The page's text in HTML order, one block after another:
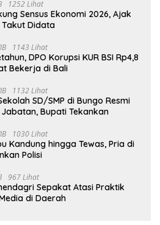
1252 Lihat
Sensus Ekonomi 2026, Ajak
Didata
1143 Lihat
DPO Korupsi KUR BSI Rp4,8
Bekerja di Bali
1132 Lihat
SD/SMP di Bungo Resmi
Bupati Tekankan
1030 Lihat
Kandung hingga Tewas, Pria di
Polisi
967 Lihat
Sepakat Atasi Praktik
di Daerah